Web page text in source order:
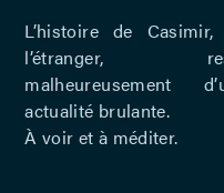
L’histoire de
l’étranger,
malheureusement
actualité brulante.
À voir et à méditer.